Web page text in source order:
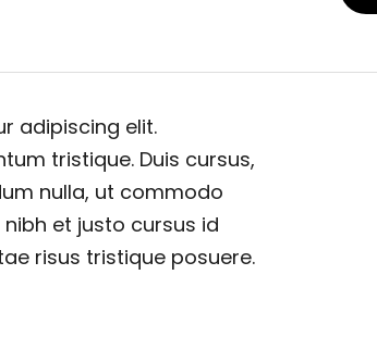
adipiscing elit.
tristique. Duis cursus,
nulla, ut commodo
et justo cursus id
risus tristique posuere.